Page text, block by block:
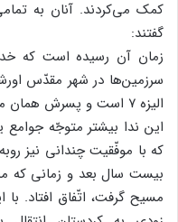
کمک می‌کردند. آنان به
گفتند:
زمان آن رسیده است که
سرزمین‌ها در شهر مقدّس
الیزه ۷ است و پسرش همان مسیح. ۸
این ندا بیشتر متوجّه جوامع
که با موفّقیت چندانی نیز
بیست سال بعد و زمانی که
مسیح گرفت، اتّفاق افتاد.